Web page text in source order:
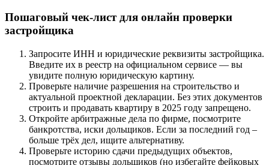
Пошаговый чек-лист для онлайн проверки
застройщика
Запросите ИНН и юридические реквизиты застройщика.
Введите их в реестр на официальном сервисе — вы
увидите полную юридическую картину.
Проверьте наличие разрешения на строительство и
актуальной проектной декларации. Без этих документов
строить и продавать квартиру в 2025 году запрещено.
Откройте арбитражные дела по фирме, посмотрите
банкротства, иски дольщиков. Если за последний год –
больше трёх дел, ищите альтернативу.
Проверьте историю сдачи предыдущих объектов,
посмотрите отзывы дольщиков (но избегайте фейковых